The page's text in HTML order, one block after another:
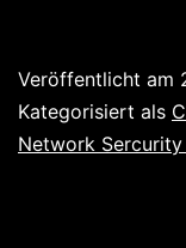
Veröffentlicht am
Kategorisiert als
Network